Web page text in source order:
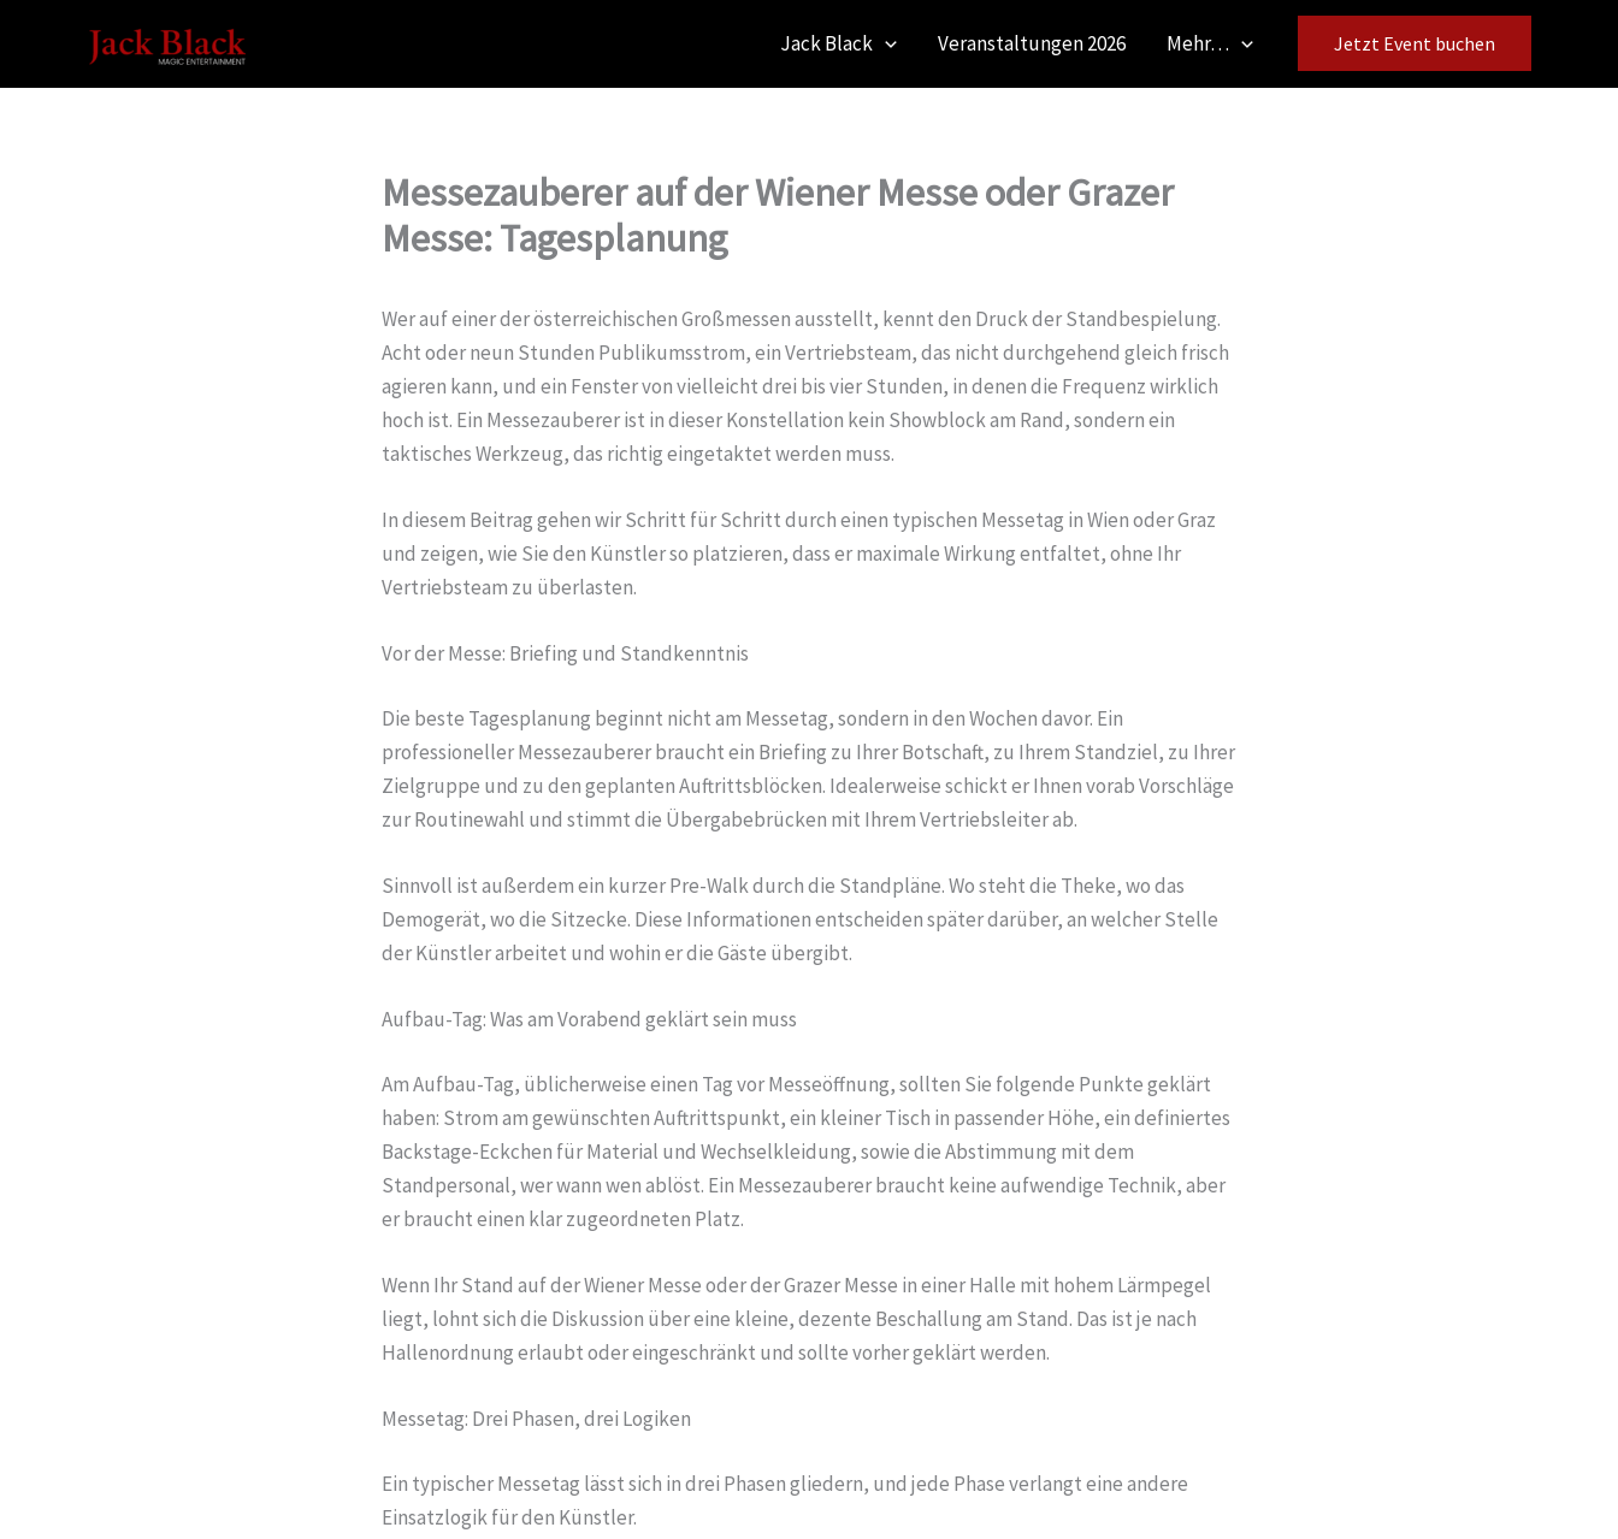
springen
Jack Black Veranstaltungen 2026 Mehr… Jetzt Event buchen
Messezauberer auf der Wiener Messe oder Grazer
Messe: Tagesplanung
Wer auf einer der österreichischen Großmessen ausstellt, kennt den Druck der Standbespielung.
Acht oder neun Stunden Publikumsstrom, ein Vertriebsteam, das nicht durchgehend gleich frisch
agieren kann, und ein Fenster von vielleicht drei bis vier Stunden, in denen die Frequenz wirklich
hoch ist. Ein Messezauberer ist in dieser Konstellation kein Showblock am Rand, sondern ein
taktisches Werkzeug, das richtig eingetaktet werden muss.
In diesem Beitrag gehen wir Schritt für Schritt durch einen typischen Messetag in Wien oder Graz
und zeigen, wie Sie den Künstler so platzieren, dass er maximale Wirkung entfaltet, ohne Ihr
Vertriebsteam zu überlasten.
Vor der Messe: Briefing und Standkenntnis
Die beste Tagesplanung beginnt nicht am Messetag, sondern in den Wochen davor. Ein
professioneller Messezauberer braucht ein Briefing zu Ihrer Botschaft, zu Ihrem Standziel, zu Ihrer
Zielgruppe und zu den geplanten Auftrittsblöcken. Idealerweise schickt er Ihnen vorab Vorschläge
zur Routinewahl und stimmt die Übergabebrücken mit Ihrem Vertriebsleiter ab.
Sinnvoll ist außerdem ein kurzer Pre-Walk durch die Standpläne. Wo steht die Theke, wo das
Demogerät, wo die Sitzecke. Diese Informationen entscheiden später darüber, an welcher Stelle
der Künstler arbeitet und wohin er die Gäste übergibt.
Aufbau-Tag: Was am Vorabend geklärt sein muss
Am Aufbau-Tag, üblicherweise einen Tag vor Messeöffnung, sollten Sie folgende Punkte geklärt
haben: Strom am gewünschten Auftrittspunkt, ein kleiner Tisch in passender Höhe, ein definiertes
Backstage-Eckchen für Material und Wechselkleidung, sowie die Abstimmung mit dem
Standpersonal, wer wann wen ablöst. Ein Messezauberer braucht keine aufwendige Technik, aber
er braucht einen klar zugeordneten Platz.
Wenn Ihr Stand auf der Wiener Messe oder der Grazer Messe in einer Halle mit hohem Lärmpegel
liegt, lohnt sich die Diskussion über eine kleine, dezente Beschallung am Stand. Das ist je nach
Hallenordnung erlaubt oder eingeschränkt und sollte vorher geklärt werden.
Messetag: Drei Phasen, drei Logiken
Ein typischer Messetag lässt sich in drei Phasen gliedern, und jede Phase verlangt eine andere
Einsatzlogik für den Künstler.